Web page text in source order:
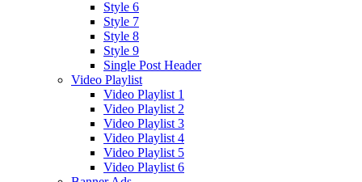
Style 6
Style 7
Style 8
Style 9
Single Post Header
Video Playlist
Video Playlist 1
Video Playlist 2
Video Playlist 3
Video Playlist 4
Video Playlist 5
Video Playlist 6